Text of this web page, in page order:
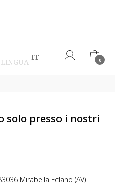
LINGUA
IT 0
solo presso i nostri
Mirabella Eclano (AV)